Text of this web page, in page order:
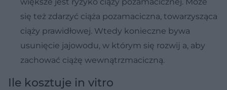
się też zdarzyć ciąża pozamaciczna, towarzysząca
ciąży prawidłowej. Wtedy konieczne bywa
usunięcie jajowodu, w którym się rozwĳ a, aby
zachować ciążę wewnątrzmaciczną.
Ile kosztuje in vitro